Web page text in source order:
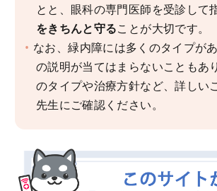
とと、眼科の専門医師を受診して
をきちんと守ることが大切です。
なお、緑内障には多くのタイプが
の説明が当てはまらないこともあ
のタイプや治療方針など、詳しい
先生にご確認ください。